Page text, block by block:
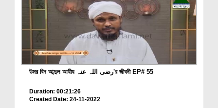
উমর বিন আব্দুল আযীয رضی اللہ عنہ'র জীবনী EP# 55
Duration: 00:21:26
Created Date: 24-11-2022